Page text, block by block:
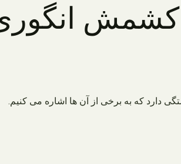
انگوری
دارد که به برخی از آن ها اشاره می کنیم.